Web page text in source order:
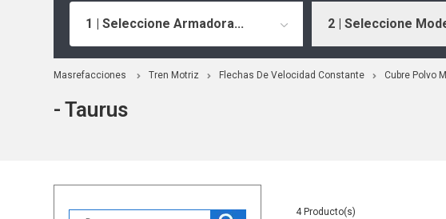
1 | Seleccione Armadora... 2 | Seleccione
Masrefacciones Tren Motriz Flechas De Velocidad Constante Cubre Polvo
- Taurus
4